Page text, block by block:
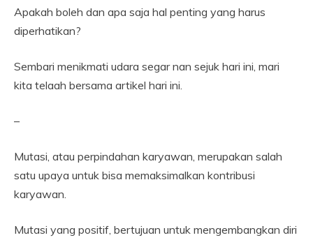
Apakah boleh dan apa saja hal penting yang harus
diperhatikan?
Sembari menikmati udara segar nan sejuk hari ini, mari
kita telaah bersama artikel hari ini.
–
Mutasi, atau perpindahan karyawan, merupakan salah
satu upaya untuk bisa memaksimalkan kontribusi
karyawan.
Mutasi yang positif, bertujuan untuk mengembangkan diri